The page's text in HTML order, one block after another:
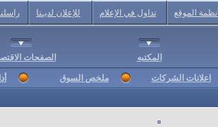
أنظمة الموقع تداول في الإعلام للإعلان لديـنا
المكتبه الصفحات
اعلانات الشركات ملخص السوق